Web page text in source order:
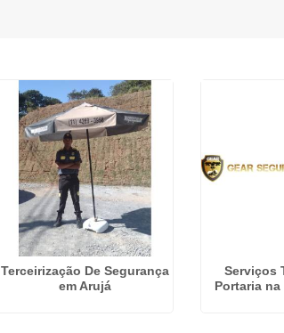
Terceirização De Segurança
em Arujá
Serviços
Portaria